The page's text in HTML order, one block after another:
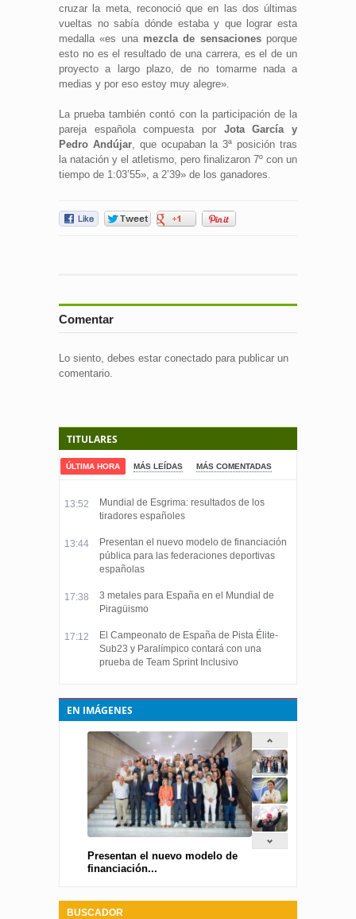
cruzar la meta, reconoció que en las dos últimas
vueltas no sabía dónde estaba y que lograr esta
medalla «es una mezcla de sensacionesporque
esto no es el resultado de una carrera, es el de un
proyecto a largo plazo, de no tomarme nada a
medias y por eso estoy muy alegre».
La prueba también contó con la participación de la
pareja española compuesta por Jota García y
Pedro Andújar, que ocupaban la 3ª posición tras
la natación y el atletismo, pero finalizaron 7º con un
tiempo de 1:03’55», a 2’39» de los ganadores.
Comentar
Lo siento, debes estar conectado para publicar un
comentario.
TITULARES
ÚLTIMA HORA MÁS LEÍDAS MÁS COMENTADAS
13:52
Mundial de Esgrima: resultados de los
tiradores españoles
13:44
Presentan el nuevo modelo de financiación
pública para las federaciones deportivas
españolas
17:38
3 metales para España en el Mundial de
Piragüismo
17:12
El Campeonato de España de Pista Élite-
Sub23 y Paralímpico contará con una
prueba de Team Sprint Inclusivo
EN IMÁGENES
Presentan el nuevo modelo de
financiación...
BUSCADOR